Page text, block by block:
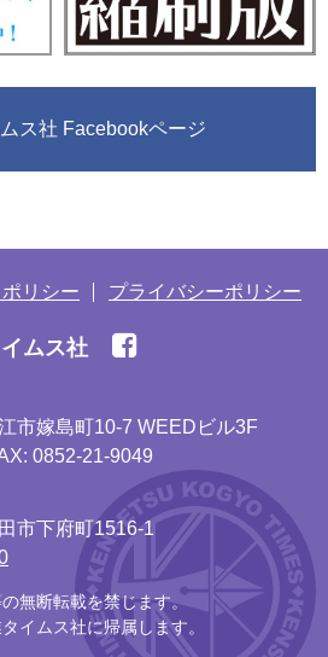
ス社 Facebookページ
リシー プライバシーポリシー
ムス社
市嫁島町10-7 WEEDビル3F
0852-21-9049
市下府町1516-1
無断転載を禁じます。
イムス社に帰属します。